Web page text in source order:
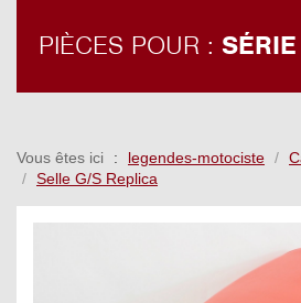
PIÈCES POUR :
Vous êtes ici legendes-motociste
Selle G/S Replica